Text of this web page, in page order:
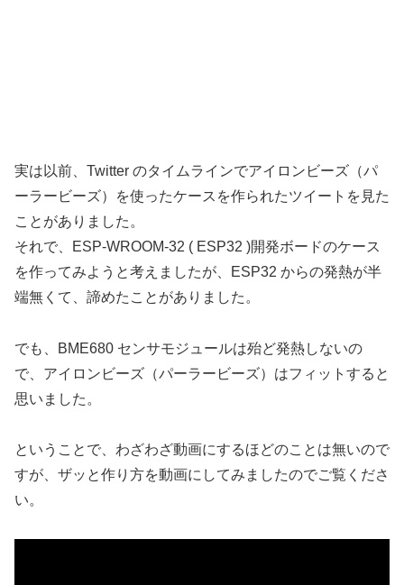
実は以前、Twitter のタイムラインでアイロンビーズ（パ
ーラービーズ）を使ったケースを作られたツイートを見た
ことがありました。
それで、ESP-WROOM-32 ( ESP32 )開発ボードのケース
を作ってみようと考えましたが、ESP32 からの発熱が半
端無くて、諦めたことがありました。
でも、BME680 センサモジュールは殆ど発熱しないの
で、アイロンビーズ（パーラービーズ）はフィットすると
思いました。
ということで、わざわざ動画にするほどのことは無いので
すが、ザッと作り方を動画にしてみましたのでご覧くださ
い。